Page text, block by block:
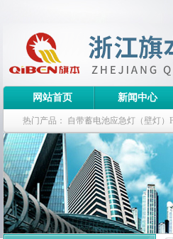
网站首页 新闻中心
热门产品： 自带蓄电池应急灯（壁灯）
栏式无极灯 G9960-W120W长寿无极
防爆泛光灯